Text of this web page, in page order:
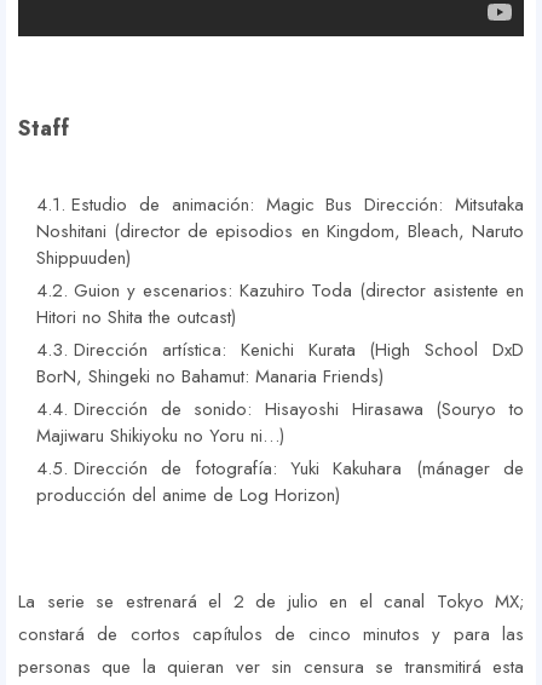
Staff
Estudio de animación: Magic Bus Dirección: Mitsutaka
Noshitani (director de episodios en Kingdom, Bleach, Naruto
Shippuuden)
Guion y escenarios: Kazuhiro Toda (director asistente en
Hitori no Shita the outcast)
Dirección artística: Kenichi Kurata (High School DxD
BorN, Shingeki no Bahamut: Manaria Friends)
Dirección de sonido: Hisayoshi Hirasawa (Souryo to
Majiwaru Shikiyoku no Yoru ni…)
Dirección de fotografía: Yuki Kakuhara (mánager de
producción del anime de Log Horizon)
La serie se estrenará el 2 de julio en el canal Tokyo MX;
constará de cortos capítulos de cinco minutos y para las
personas que la quieran ver sin censura se transmitirá esta